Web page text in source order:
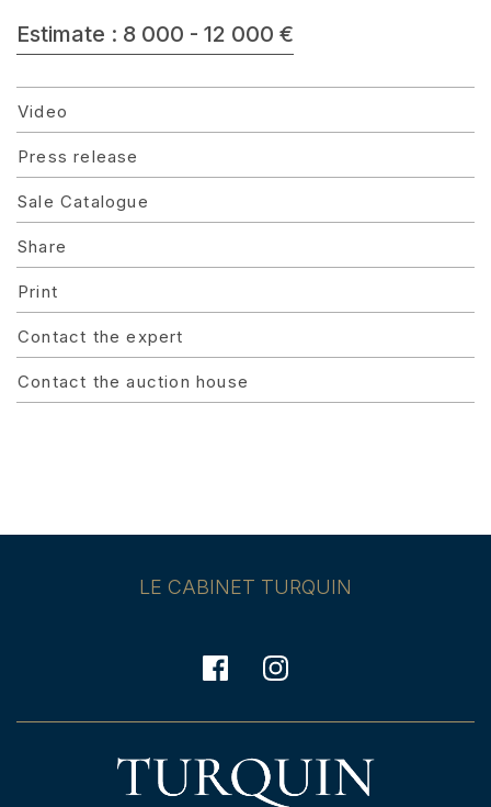
Estimate : 8 000 - 12 000 €
Video
Press release
Sale Catalogue
Share
Print
Contact the expert
Contact the auction house
LE CABINET TURQUIN